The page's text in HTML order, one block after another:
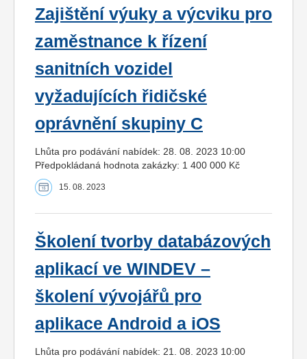
Zajištění výuky a výcviku pro
zaměstnance k řízení
sanitních vozidel
vyžadujících řidičské
oprávnění skupiny C
Lhůta pro podávání nabídek: 28. 08. 2023 10:00
Předpokládaná hodnota zakázky: 1 400 000 Kč
15. 08. 2023
Školení tvorby databázových
aplikací ve WINDEV –
školení vývojářů pro
aplikace Android a iOS
Lhůta pro podávání nabídek: 21. 08. 2023 10:00